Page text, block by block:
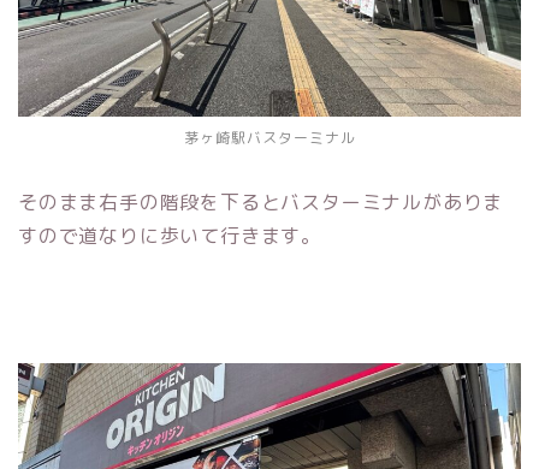
茅ヶ崎駅バスターミナル
そのまま右手の階段を下るとバスターミナルがありま
すので道なりに歩いて行きます。